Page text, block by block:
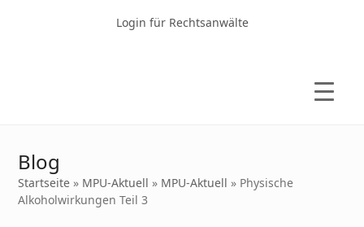
Login für Rechtsanwälte
Blog
Startseite » MPU-Aktuell » MPU-Aktuell » Physische
Alkoholwirkungen Teil 3